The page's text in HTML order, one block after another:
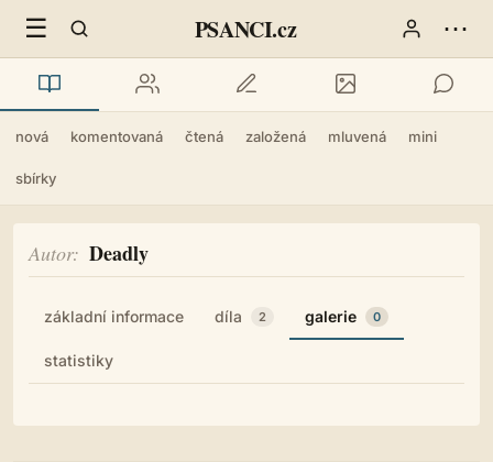
☰ PSANCI.cz ⋯
nová komentovaná čtená založená mluvená mini
sbírky
Autor Deadly
základní informace díla 2 galerie 0
statistiky